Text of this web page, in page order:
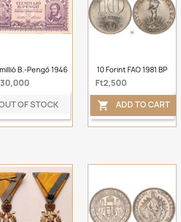
B.-Pengő 1946
OF STOCK
10 Forint FAO 1981 BP
Ft2,500
 ADD TO CART